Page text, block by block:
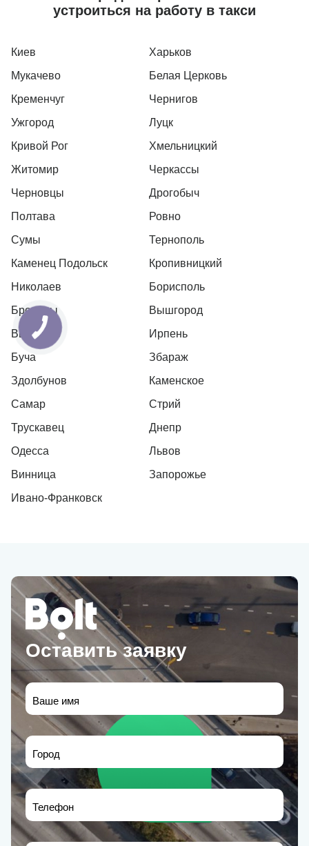
устроиться на работу в такси
Киев
Харьков
Мукачево
Белая Церковь
Кременчуг
Чернигов
Ужгород
Луцк
Кривой Рог
Хмельницкий
Житомир
Черкассы
Черновцы
Дрогобыч
Полтава
Ровно
Сумы
Тернополь
Каменец Подольск
Кропивницкий
Николаев
Борисполь
Бровары
Вышгород
Вышневе
Ирпень
Буча
Збараж
Здолбунов
Каменское
Самар
Стрий
Трускавец
Днепр
Одесса
Львов
Винница
Запорожье
Ивано-Франковск
Оставить заявку
Ваше имя
Город
Телефон